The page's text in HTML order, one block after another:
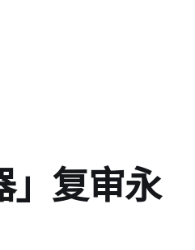
」复审永